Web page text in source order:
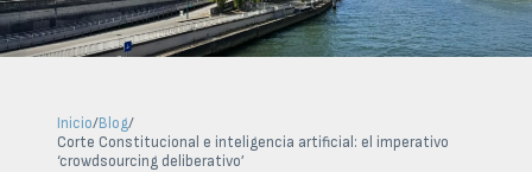
Inicio/Blog/
Corte Constitucional e inteligencia artificial: el imperativo
‘crowdsourcing deliberativo’